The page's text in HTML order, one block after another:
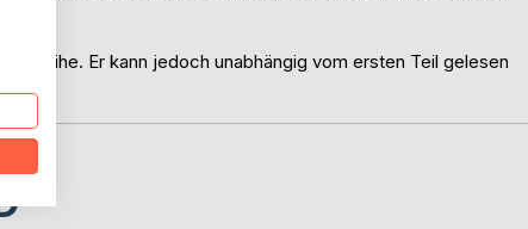
- Reihe. Er kann jedoch unabhängig vom ersten Teil gelesen